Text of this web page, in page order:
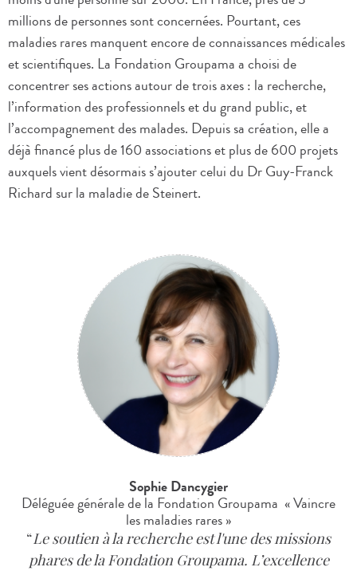
millions de personnes sont concernées. Pourtant, ces
maladies rares manquent encore de connaissances médicales
et scientifiques. La Fondation Groupama a choisi de
concentrer ses actions autour de trois axes : la recherche,
l’information des professionnels et du grand public, et
l’accompagnement des malades. Depuis sa création, elle a
déjà financé plus de 160 associations et plus de 600 projets
auxquels vient désormais s’ajouter celui du Dr Guy-Franck
Richard sur la maladie de Steinert.
Sophie Dancygier
Déléguée générale de la Fondation Groupama « Vaincre
les maladies rares »
Le soutien à la recherche est l'une des missions
phares de la Fondation Groupama. L’excellence